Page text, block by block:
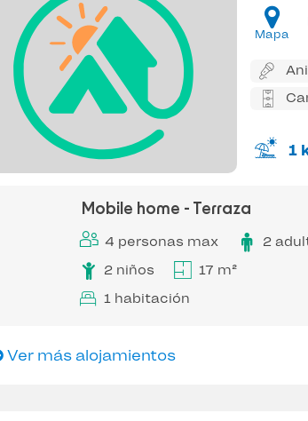
Mapa
1
Mobile home - Terraza
4 personas max
2
2 niños
17 m²
1 habitación
Ver más alojamientos